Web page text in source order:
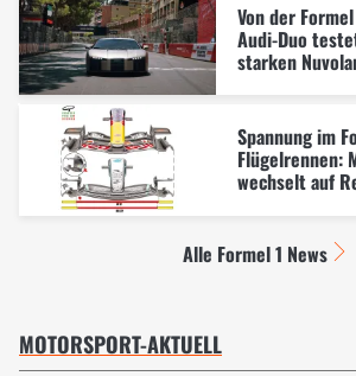
Von der
Audi-Duo
starken
Spannung im
Flügelrennen:
wechselt auf
Alle Formel 1 News
MOTORSPORT-AKTUELL